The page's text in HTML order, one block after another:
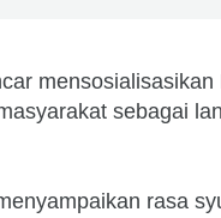
mensosialisasikan
sebagai
rasa